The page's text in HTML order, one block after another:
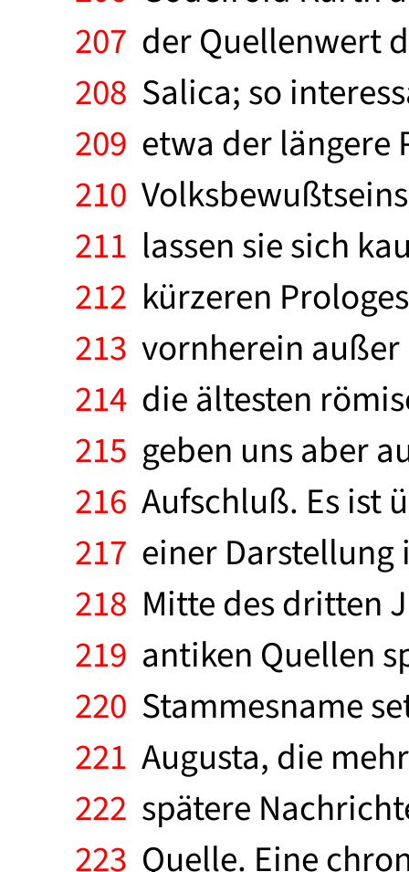
207 der Quellenwert
208 Salica; so
209 etwa der längere
210
211 lassen sie sich
212 kürzeren
213 vornherein außer
214 die ältesten
215 geben uns aber
216 Aufschluß. Es ist
217 einer Darstellung
218 Mitte des dritten
219 antiken Quellen
220 Stammesname
221 Augusta, die
222 spätere
223 Quelle. Eine